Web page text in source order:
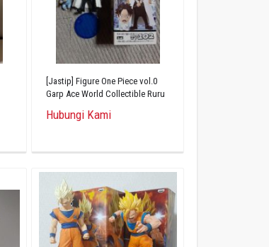
[Jastip] Figure One Piece vol.0
Garp Ace World Collectible Ruru
Hubungi Kami